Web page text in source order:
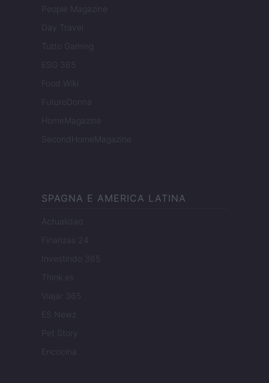
People Magazine
Day Travel
Tutto Gaming
ESG 365
Food Wiki
FuturoDonna
HomeMagazine
SecondHomeMagazine
SPAGNA E AMERICA LATINA
Actualidad
Finanzas 24
Investindo 365
Think.es
Viajar 365
ES Newz
Pet Story
Encocina